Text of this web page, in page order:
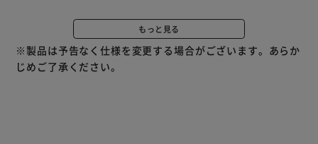
冷凍室最大容量123L。※
※アイリスオーヤマ調べ。171L～250L帯の冷蔵庫において
もっと見る
※製品は予告なく仕様を変更する場合がございます。あらか
じめご了承ください。